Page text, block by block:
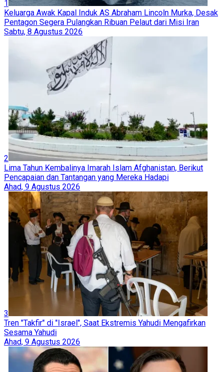
1
Keluarga Awak Kapal Induk AS Abraham Lincoln Murka, Desak
Pentagon Segera Pulangkan Ribuan Pelaut dari Misi Iran
Sabtu, 8 Agustus 2026
2
Lima Tahun Kembalinya Imarah Islam Afghanistan, Berikut
Pencapaian dan Tantangan yang Mereka Hadapi
Ahad, 9 Agustus 2026
3
Tren "Takfir" di "Israel", Saat Ekstremis Yahudi Mengafirkan
Sesama Yahudi
Ahad, 9 Agustus 2026